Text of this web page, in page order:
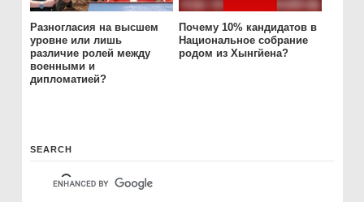
Разногласия на высшем
уровне или лишь
различие ролей между
военными и
дипломатией?
Почему 10% кандидатов в
Национальное собрание
родом из Хынгйена?
SEARCH